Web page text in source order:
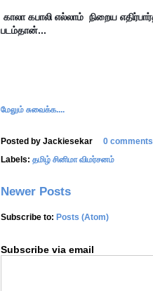
படம்தான்...
மேலும் சுவைக்க....
Posted by Jackiesekar
0 comments
Labels: தமிழ் சினிமா விமர்சனம்
Newer Posts
Subscribe to: Posts (Atom)
Subscribe via email